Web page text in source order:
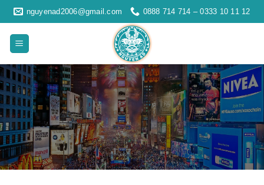
Skip
to
content
nguyenad2006@gmail.com 0888 714 714 – 0333 10 11 12